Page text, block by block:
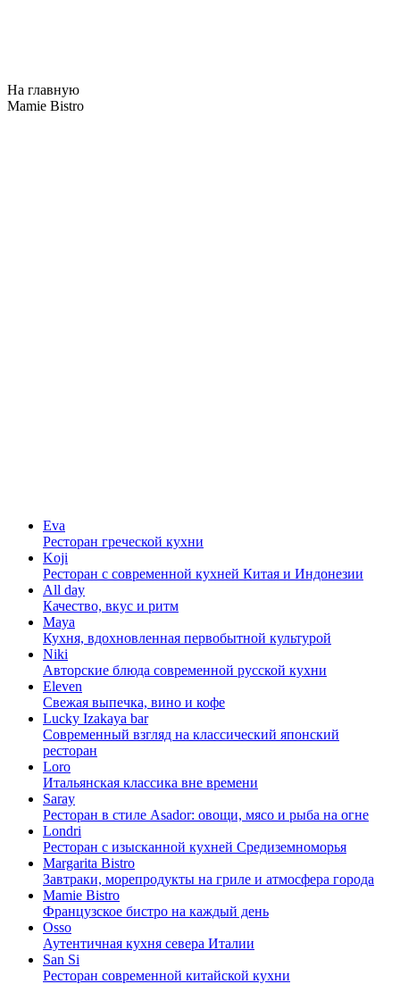
На главную
Mamie Bistro
Eva
Ресторан греческой кухни
Koji
Ресторан с cовременной кухней Китая и Индонезии
All day
Качество, вкус и ритм
Maya
Кухня, вдохновленная первобытной культурой
Niki
Авторские блюда современной русской кухни
Eleven
Свежая выпечка, вино и кофе
Lucky Izakaya bar
Современный взгляд на классический японский
ресторан
Loro
Итальянская классика вне времени
Saray
Ресторан в стиле Asador: овощи, мясо и рыба на огне
Londri
Ресторан с изысканной кухней Средиземноморья
Margarita Bistro
Завтраки, морепродукты на гриле и атмосфера города
Mamie Bistro
Французское бистро на каждый день
Osso
Аутентичная кухня севера Италии
San Si
Ресторан современной китайской кухни